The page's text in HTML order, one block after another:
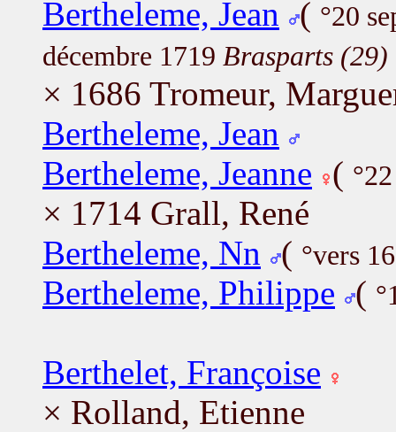
Bertheleme, Jean ( °20
décembre 1719 Brasparts (29)
× 1686 Tromeur,
Bertheleme, Jean
Bertheleme, Jeanne (
× 1714 Grall, René
Bertheleme, Nn
( °vers
Bertheleme, Philippe (
Berthelet, Françoise
× Rolland, Etienne